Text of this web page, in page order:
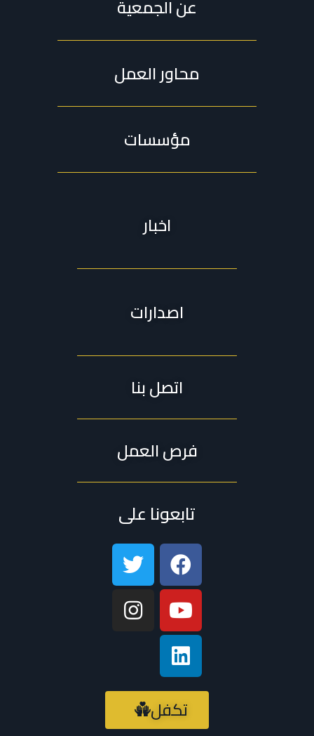
عن الجمعية
محاور العمل
مؤسسات
اخبار
اصدارات
اتصل بنا
فرص العمل
تابعونا على
تكفل